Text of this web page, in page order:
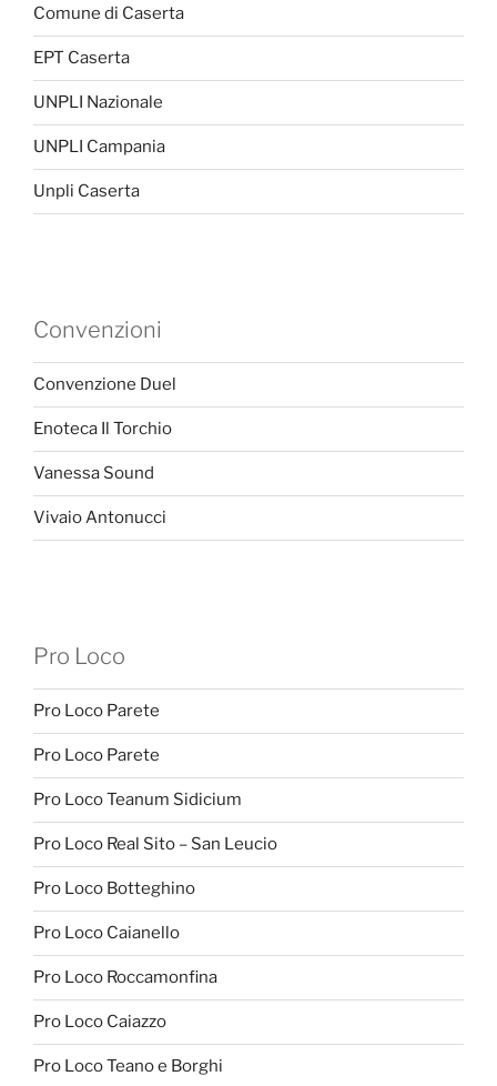
Comune di Caserta
EPT Caserta
UNPLI Nazionale
UNPLI Campania
Unpli Caserta
Convenzioni
Convenzione Duel
Enoteca Il Torchio
Vanessa Sound
Vivaio Antonucci
Pro Loco
Pro Loco Parete
Pro Loco Parete
Pro Loco Teanum Sidicium
Pro Loco Real Sito – San Leucio
Pro Loco Botteghino
Pro Loco Caianello
Pro Loco Roccamonfina
Pro Loco Caiazzo
Pro Loco Teano e Borghi